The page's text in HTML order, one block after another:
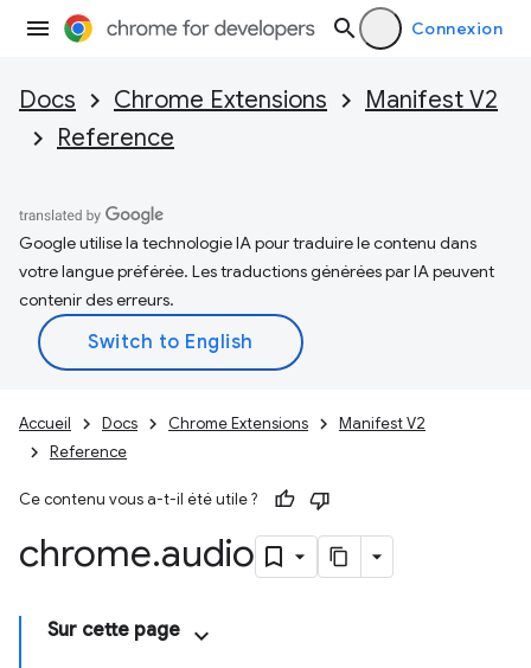
Connexion
Docs Chrome Extensions
Manifest V2
Reference
Google utilise la technologie IA pour traduire le contenu dans
votre langue préférée. Les traductions générées par IA peuvent
contenir des erreurs.
Accueil Docs Chrome Extensions
Manifest V2
Reference
Ce contenu vous a-t-il été utile ?
chrome.audio
Sur cette page